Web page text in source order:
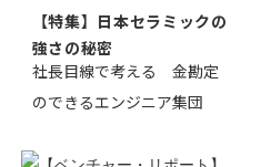
【特集】日本セラミックの
強さの秘密
社長目線で考える 金勘定
のできるエンジニア集団